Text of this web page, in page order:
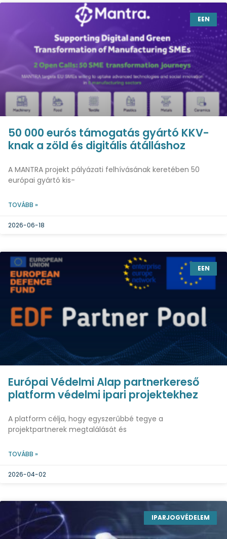
EEN
50 000 eurós támogatás gyártó KKV-
knak a zöld és digitális átálláshoz
A MANTRA projekt pályázati felhívásának keretében 50
európai gyártó kis-
TOVÁBB »
2026-06-18
EEN
Európai Védelmi Alap partnerkereső
platform védelmi ipari projektekhez
A platform célja, hogy egyszerűbbé tegye a
projektpartnerek megtalálását és
TOVÁBB »
2026-04-02
IPARJOGVÉDELEM